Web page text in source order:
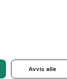
Avvis alle